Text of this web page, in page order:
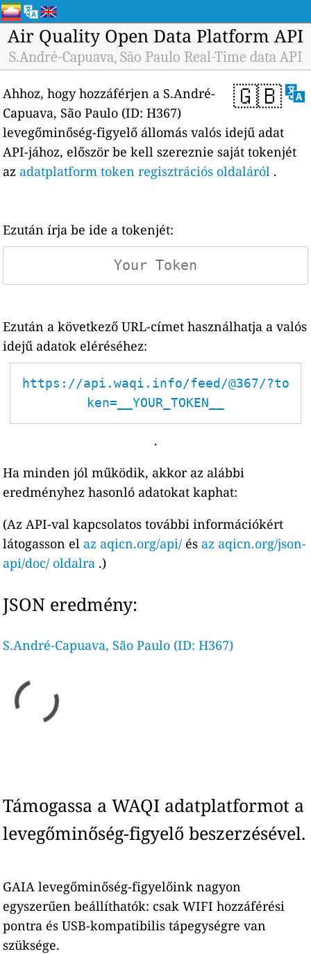
Air Quality Open Data Platform API
S.André-Capuava, São Paulo Real-Time data API
🇬🇧
Ahhoz, hogy hozzáférjen a S.André-
Capuava, São Paulo (ID: H367)
levegőminőség-figyelő állomás valós idejű adat
API-jához, először be kell szereznie saját tokenjét
az adatplatform token regisztrációs oldaláról .
Ezután írja be ide a tokenjét:
Ezután a következő URL-címet használhatja a valós
idejű adatok eléréséhez:
https://api.waqi.info/feed/@367/?to
ken=__YOUR_TOKEN__
.
Ha minden jól működik, akkor az alábbi
eredményhez hasonló adatokat kaphat:
(Az API-val kapcsolatos további információkért
látogasson el az aqicn.org/api/ és az aqicn.org/json-
api/doc/ oldalra .)
JSON eredmény:
S.André-Capuava, São Paulo (ID: H367)
Támogassa a WAQI adatplatformot a
levegőminőség-figyelő beszerzésével.
GAIA levegőminőség-figyelőink nagyon
egyszerűen beállíthatók: csak WIFI hozzáférési
pontra és USB-kompatibilis tápegységre van
szüksége.